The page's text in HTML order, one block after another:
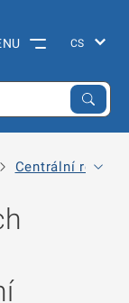
Centrální registr